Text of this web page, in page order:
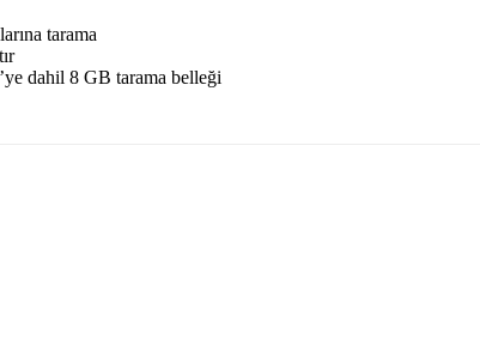
tarama
dahil 8 GB tarama belleği